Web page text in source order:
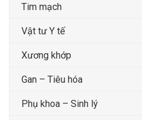
Tim mạch
Vật tư Y tế
Xương khớp
Gan – Tiêu hóa
Phụ khoa – Sinh lý